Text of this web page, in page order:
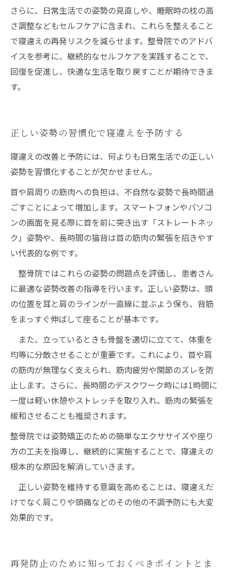
さらに、日常生活での姿勢の見直しや、睡眠時の枕の高
さ調整などもセルフケアに含まれ、これらを整えること
で寝違えの再発リスクを減らせます。整骨院でのアドバ
イスを参考に、継続的なセルフケアを実践することで、
回復を促進し、快適な生活を取り戻すことが期待できま
す。
正しい姿勢の習慣化で寝違えを予防する
寝違えの改善と予防には、何よりも日常生活での正しい
姿勢を習慣化することが欠かせません。
首や肩周りの筋肉への負担は、不自然な姿勢で長時間過
ごすことによって増加します。スマートフォンやパソコ
ンの画面を見る際に首を前に突き出す「ストレートネッ
ク」姿勢や、長時間の猫背は首の筋肉の緊張を招きやす
い代表的な例です。
整骨院ではこれらの姿勢の問題点を評価し、患者さん
に最適な姿勢改善の指導を行います。正しい姿勢は、頭
の位置を耳と肩のラインが一直線に並ぶよう保ち、背筋
をまっすぐ伸ばして座ることが基本です。
また、立っているときも骨盤を適切に立てて、体重を
均等に分散させることが重要です。これにより、首や肩
の筋肉が無理なく支えられ、筋肉疲労や関節のズレを防
止します。さらに、長時間のデスクワーク時には1時間に
一度は軽い休憩やストレッチを取り入れ、筋肉の緊張を
緩和させることも推奨されます。
整骨院では姿勢矯正のための簡単なエクササイズや座り
方の工夫を指導し、継続的に実施することで、寝違えの
根本的な原因を解消していきます。
正しい姿勢を維持する意識を高めることは、寝違えだ
けでなく肩こりや頭痛などのその他の不調予防にも大変
効果的です。
再発防止のために知っておくべきポイントとま